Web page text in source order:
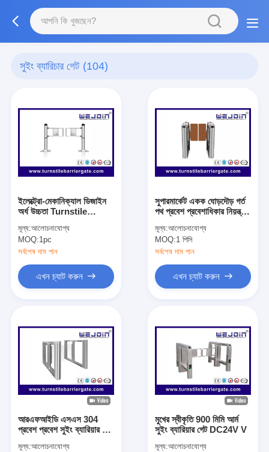
সুইং ব্যারিচার গেট (104)
ইলেক্ট্রো-মেকানিক্যাল ডিজাইন
অর্ধ উচ্চতা Turnstile
মূল্য:আলোচনাযোগ্য
MOQ:1pc
সর্বশেষ দাম পান
এখন চ্যাট করুন
সুপারমার্কেট একক ঘোড়দৌড় গর্ত
পথ প্রবেশ প্রবেশাধিকার নিয়ন্ত্রণ
মূল্য:আলোচনাযোগ্য
MOQ:1 পিসি
সর্বশেষ দাম পান
এখন চ্যাট করুন
আরএফআইডি এসএস 304
প্রবেশ প্রবেশ সুইং ব্যারিয়ার গেট
মূল্য:আলোচনাযোগ্য
মুখের স্বীকৃতি 900 মিমি আর্ম
সুইং ব্যারিয়ার গেট DC24V V
মূল্য:আলোচনাযোগ্য